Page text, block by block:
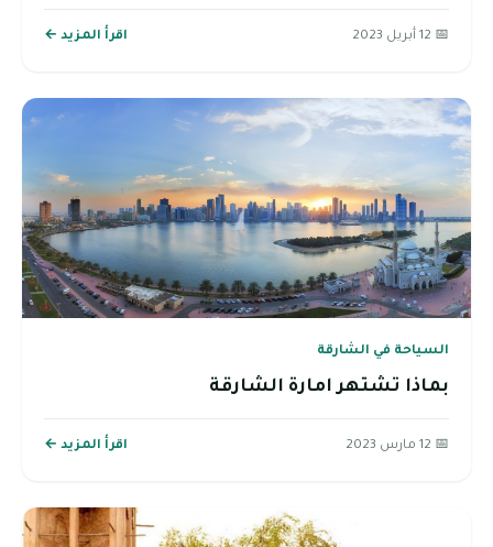
📅 12 أبريل 2023 اقرأ المزيد ←
السياحة في الشارقة
بماذا تشتهر امارة الشارقة
📅 12 مارس 2023 اقرأ المزيد ←